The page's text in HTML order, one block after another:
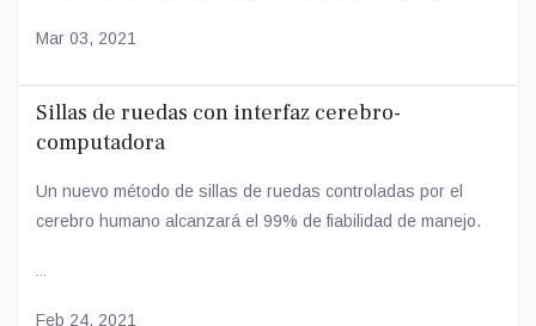
Mar 03, 2021
Sillas de ruedas con interfaz cerebro-
computadora
Un nuevo método de sillas de ruedas controladas por el
cerebro humano alcanzará el 99% de fiabilidad de manejo.
Feb 24, 2021